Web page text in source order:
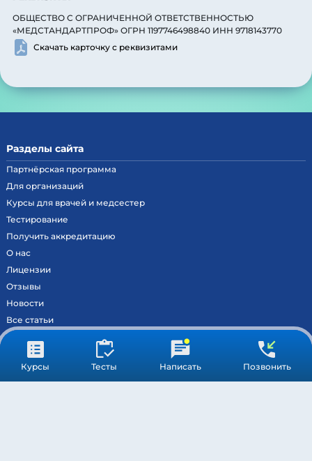
Курсы Тесты Написать Позвонить
ОБЩЕСТВО С ОГРАНИЧЕННОЙ ОТВЕТСТВЕННОСТЬЮ
«МЕДСТАНДАРТПРОФ» ОГРН 1197746498840 ИНН 9718143770
Скачать карточку с реквизитами
Разделы сайта
Партнёрская программа
Для организаций
Курсы для врачей и медсестер
Тестирование
Получить аккредитацию
О нас
Лицензии
Отзывы
Новости
Все статьи
Контакты
Вход на образовательный портал
Сведения